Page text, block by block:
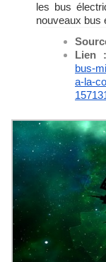
les bus
nouveaux bus
Lien
bus-
a-la-